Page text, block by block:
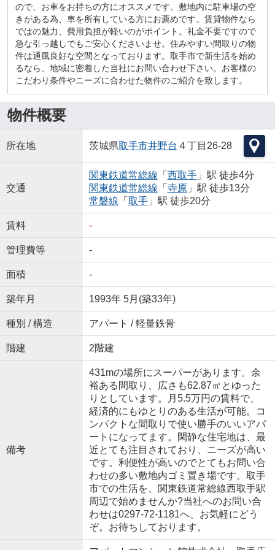
ので、お車をお持ちの方にオススメです。敷地内に駐車場の空
きがある為、車を所有している方にお薦めです。賃貸物件なら
ではの魅力、費用負担が軽いのがポイント。礼金不要ですので
急な引っ越しでもご安心くださいませ。住みやすい間取りの物
件は通風良好な空間となっております。取手市で新生活を始め
るなら、地域に密着した当社にお問い合わせ下さい。お客様の
こだわり条件やニーズに合わせた物件のご紹介を致します。
物件概要
所在地 茨城県取手市井野台 ４丁目26-28
交通
関東鉄道常総線 「 西取手」駅 徒歩4分
関東鉄道常総線 「 寺原」駅 徒歩13分
常磐線 「 取手」駅 徒歩20分
賃料 -
管理費等 -
面積 -
築年月 1993年 5月(築33年)
種別 / 構造 アパート / 軽量鉄骨
階建 2階建
備考
431mの場所にスーパーがあります。余
裕ある間取り、広さも62.87㎡とゆった
りとしています。月5.5万円の賃料で、
経済的にもゆとりのある生活が可能。コ
ンパクトな間取りで使い勝手のいいアパ
ートになってます。閑静な住宅地は、最
近とても注目されており、ニーズが高い
です。利便性が高いのでとてもお問い合
わせの多い敷地内ゴミ置き場です。取手
市での生活を、関東鉄道常総線西取手駅
周辺で始めませんか?当社へのお問い合
わせは0297-72-1181へ、お気軽にどう
ぞ。お待ちしております。